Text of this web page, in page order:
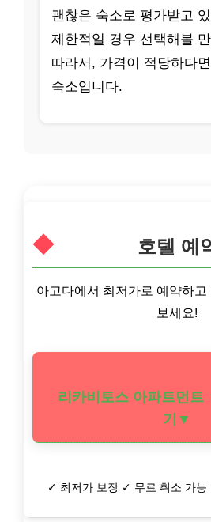
괜찮은 숙소로 평가받고
제한적일 경우 선택해볼
따라서, 가격이 적당하다
숙소입니다.
호텔 예
아고다에서 최저가로 예약하
보세요!
리카비토스 아파트먼
기▼
✓ 최저가 보장 ✓ 무료 취소 가능